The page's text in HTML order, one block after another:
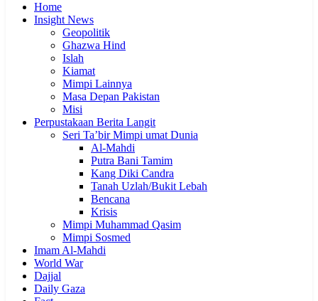
Home
Insight News
Geopolitik
Ghazwa Hind
Islah
Kiamat
Mimpi Lainnya
Masa Depan Pakistan
Misi
Perpustakaan Berita Langit
Seri Ta’bir Mimpi umat Dunia
Al-Mahdi
Putra Bani Tamim
Kang Diki Candra
Tanah Uzlah/Bukit Lebah
Bencana
Krisis
Mimpi Muhammad Qasim
Mimpi Sosmed
Imam Al-Mahdi
World War
Dajjal
Daily Gaza